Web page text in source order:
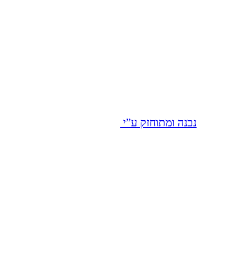
נבנה ומתוחזק ע”י